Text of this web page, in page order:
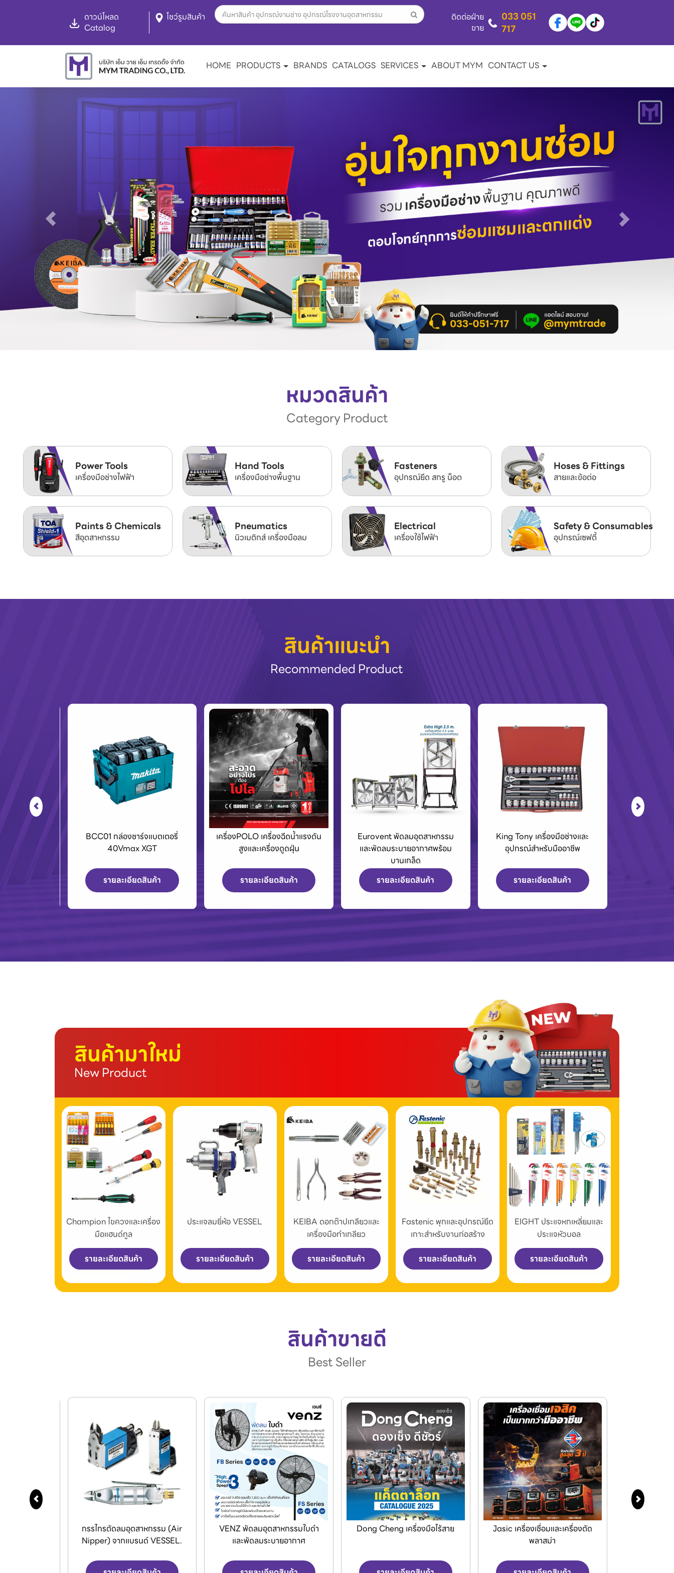
ดาวน์โหลด
Catalog
โชว์รูมสินค้า
ติดต่อฝ่าย
ขาย
033 051
717
HOME PRODUCTS BRANDS CATALOGS SERVICES ABOUT MYM CONTACT US
หมวดสินค้า
Category Product
Power Tools
เครื่องมือช่างไฟฟ้า
Hand Tools
เครื่องมือช่างพื้นฐาน
Fasteners
อุปกรณ์ยึด สกรู น็อต
Hoses & Fittings
สายและข้อต่อ
Paints & Chemicals
สีอุตสาหกรรม
Pneumatics
นิวเมติกส์ เครื่องมือลม
Electrical
เครื่องใช้ไฟฟ้า
Safety & Consumables
อุปกรณ์เซฟตี้
สินค้าแนะนำ
Recommended Product
เครื่องPOLO เครื่องฉีดน้ำแรงดัน
สูงและเครื่องดูดฝุ่น
รายละเอียดสินค้า
Eurovent พัดลมอุตสาหกรรม
และพัดลมระบายอากาศพร้อม
รายละเอียดสินค้า
King Tony เครื่องมือช่างและ
อุปกรณ์สำหรับมืออาชีพ
รายละเอียดสินค้า
BCC01 กล่องชาร์จแบตเตอรี่
40Vmax XGT
รายละเอียดสินค้า
สินค้ามาใหม่
New Product
Champion ไขควงและเครื่อง
มือแฮนด์ทูล
รายละเอียดสินค้า
ประแจลมยี่ห้อ VESSEL
รายละเอียดสินค้า
KEIBA ดอกต๊าปเกลียวและ
เครื่องมือทำเกลียว
รายละเอียดสินค้า
Fastenic พุกและอุปกรณ์ยึด
เกาะสำหรับงานก่อสร้าง
รายละเอียดสินค้า
EIGHT ประแจหกเหลี่ยมและ
ประแจหัวบอล
รายละเอียดสินค้า
สินค้าขายดี
Best Seller
VENZ พัดลมอุตสาหกรรมใบดำ
และพัดลมระบายอากาศ
Dong Cheng เครื่องมือไร้สาย
Jasic เครื่องเชื่อมและเครื่องตัด
เครื่องPOLO เครื่องฉีดน้ำแรงดัน
สูงและเครื่องดูดฝุ่น